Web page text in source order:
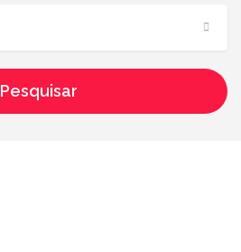
Pesquisar